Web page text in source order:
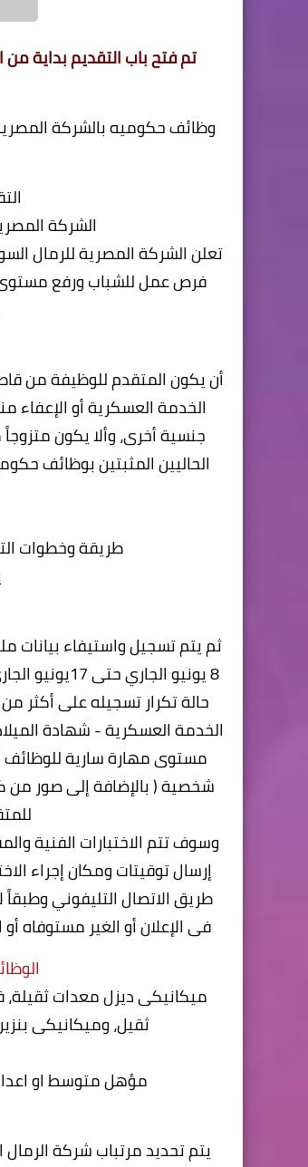
تم فتح باب التقديم بداية من اليوم وحتى
وظائف حكوميه بالشركة
الشركة
تعلن الشركة المصرية للرمال
فرص عمل للشباب ورفع
أن يكون المتقدم للوظيفة من
الخدمة العسكرية أو الإعفاء
جنسية أخرى، وألا يكون
الحاليين المثبتين بوظائف
طريقة وخطوات
ثم يتم تسجيل واستيفاء بيانات
8 يونيو
حالة تكرار تسجيله على أكثر
الخدمة العسكرية - شهادة
شخصية ( بالإضافة إلى صور من
وسوف تتم الاختبارات الفنية
طريق الاتصال التليفوني وطبقاً
فى الإعلان أو الغير مستوفاه
ميكانيكى ديزل معدات
ثقيل، وميكانيكى
مؤهل متوسط او اعدادية فما دون،
يتم تحديد مرتباب شركة الرمال